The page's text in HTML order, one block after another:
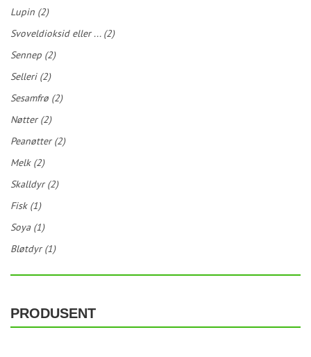
Lupin (2)
Svoveldioksid eller ... (2)
Sennep (2)
Selleri (2)
Sesamfrø (2)
Nøtter (2)
Peanøtter (2)
Melk (2)
Skalldyr (2)
Fisk (1)
Soya (1)
Bløtdyr (1)
PRODUSENT